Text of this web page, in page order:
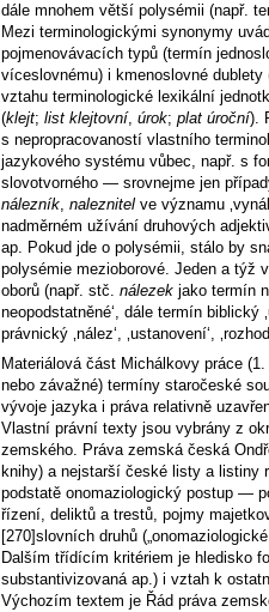
dále mnohem větší polysémii (např.
Mezi terminologickými synonymy
pojmenovávacích typů (termín
víceslovnému) i kmenoslovné dublety
vztahu terminologické lexikální
(klejt; list klejtovní, úrok; plat úroční).
s nepropracovaností vlastního
jazykového systému vůbec, např. s
slovotvorného — srovnejme jen
nálezník, naleznitel ve významu
nadměrném užívání druhových
ap. Pokud jde o polysémii, stálo by
polysémie mezioborové. Jeden a týž
oborů (např. stč. nálezek jako termín
neopodstatněné‘, dále termín biblický
právnický ‚nález‘, ‚ustanovení‘,
Materiálová část Michálkovy práce
nebo závažné) termíny staročeské
vývoje jazyka i práva relativně
Vlastní právní texty jsou vybrány z
zemského. Práva zemská česká
knihy) a nejstarší české listy a listiny
podstatě onomaziologický postup —
řízení, deliktů a trestů, pojmy
[270]slovních druhů
Dalším třídícím kritériem je hledisko
substantivizovaná ap.) i vztah k
Výchozím textem je Řád práva